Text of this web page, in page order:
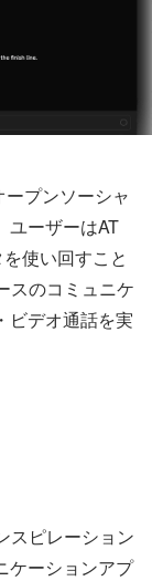
プンソーシャ
ユーザーはAT
使い回すこと
スのコミュニケ
ビデオ通話を実
スピレーション
ケーションアプ